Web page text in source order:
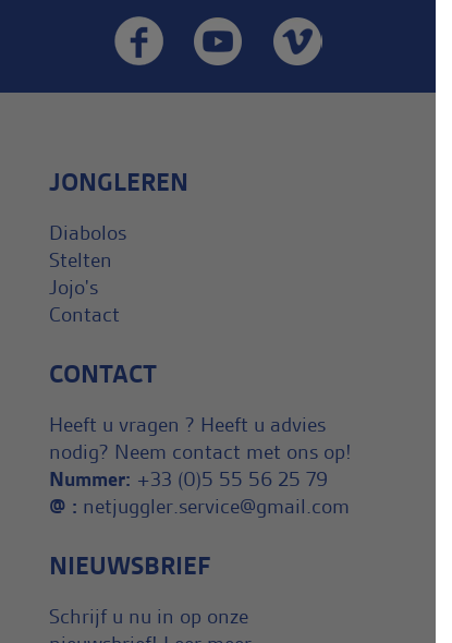
JONGLEREN
Diabolos
Stelten
Jojo's
Contact
CONTACT
Heeft u vragen ? Heeft u advies
nodig? Neem contact met ons op!
Nummer: +33 (0)5 55 56 25 79
@ : netjuggler.service@gmail.com
NIEUWSBRIEF
Schrijf u nu in op onze